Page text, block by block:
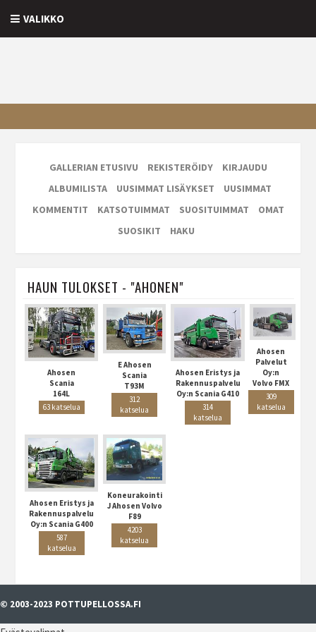
VALIKKO
GALLERIAN ETUSIVU REKISTERÖIDY
KIRJAUDU
ALBUMILISTA
UUSIMMAT LISÄYKSET
UUSIMMAT
KOMMENTIT
KATSOTUIMMAT SUOSITUIMMAT
OMAT
SUOSIKIT
HAKU
HAUN TULOKSET - "AHONEN"
Ahosen
Scania
164L
63 katselua
E Ahosen
Scania
T93M
312
katselua
Ahosen Eristys ja
Rakennuspalvelu
Oy:n Scania G410
314
katselua
Ahosen
Palvelut
Oy:n
Volvo FMX
309
katselua
Ahosen Eristys ja
Rakennuspalvelu
Oy:n Scania G400
587
katselua
Koneurakointi
J Ahosen Volvo
F89
4203
katselua
© 2003-2023 POTTUPELLOSSA.FI